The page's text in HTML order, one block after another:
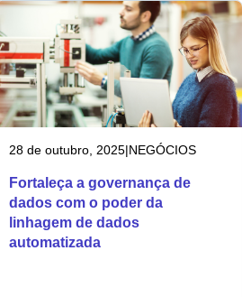
28 de outubro, 2025|NEGÓCIOS
Fortaleça a governança de
dados com o poder da
linhagem de dados
automatizada